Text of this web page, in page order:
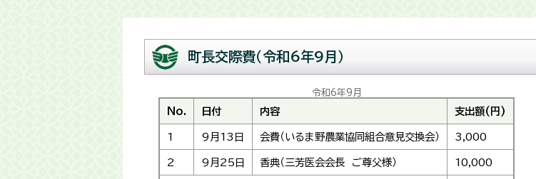
町長交際費（令和6年9月）
令和6年9月
No. 日付 内容 支出額(円)
1 9月13日 会費（いるま野農業協同組合意見交換会） 3,000
2 9月25日 香典（三芳医会会長 ご尊父様） 10,000